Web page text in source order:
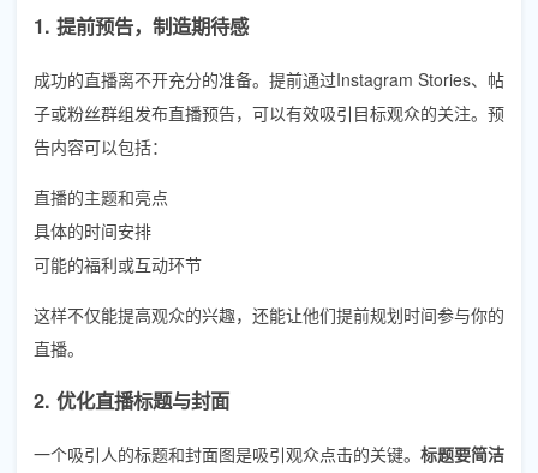
1. 提前预告，制造期待感
成功的直播离不开充分的准备。提前通过Instagram Stories、帖
子或粉丝群组发布直播预告，可以有效吸引目标观众的关注。预
告内容可以包括：
直播的主题和亮点
具体的时间安排
可能的福利或互动环节
这样不仅能提高观众的兴趣，还能让他们提前规划时间参与你的
直播。
2. 优化直播标题与封面
一个吸引人的标题和封面图是吸引观众点击的关键。 标题要简洁